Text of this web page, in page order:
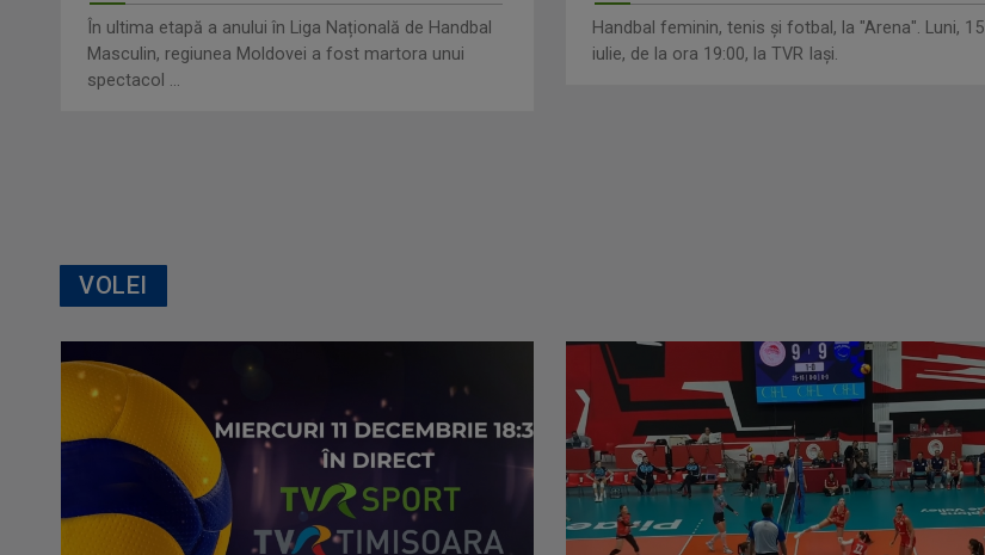
În ultima etapă a anului în Liga Națională de Handbal
Masculin, regiunea Moldovei a fost martora unui
spectacol ...
Handbal feminin, tenis și fotbal, la "Arena". Luni, 15
iulie, de la ora 19:00, la TVR Iași.
VOLEI